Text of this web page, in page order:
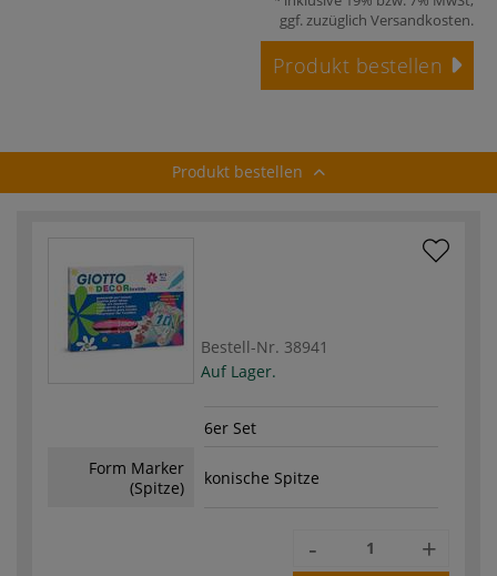
ggf. zuzüglich Versandkosten.
Produkt bestellen
Produkt bestellen
Bestell-Nr. 38941
Auf Lager.
6er Set
Form Marker
(Spitze)
konische Spitze
- +